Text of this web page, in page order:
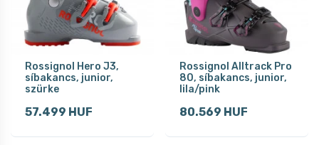
Rossignol Hero J3,
síbakancs, junior,
szürke
57.499 HUF
Rossignol Alltrack Pro
80, síbakancs, junior,
lila/pink
80.569 HUF